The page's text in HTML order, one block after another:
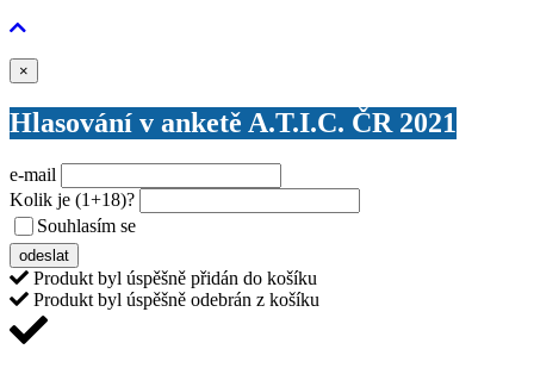
×
Hlasování v anketě A.T.I.C. ČR 2021
e-mail
Kolik je (1+18)?
Souhlasím se
odeslat
Produkt byl úspěšně přidán do košíku
Produkt byl úspěšně odebrán z košíku